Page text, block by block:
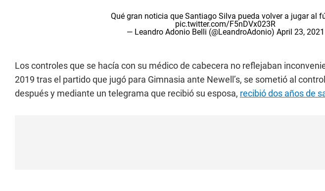
Qué gran noticia que Santiago Silva pueda volver a jugar al
pic.twitter.com/F5nDVx023R
— Leandro Adonio Belli (@LeandroAdonio) April 23, 2021
Los controles que se hacía con su médico de cabecera no reflejaban
2019 tras el partido que jugó para Gimnasia ante Newell’s, se sometió al
después y mediante un telegrama que recibió su esposa, recibió dos años de